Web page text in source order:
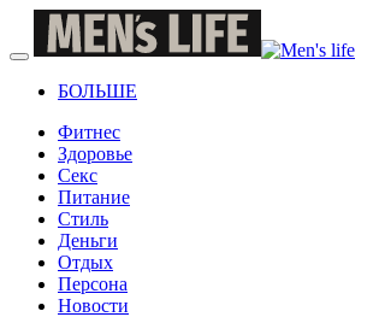
БОЛЬШЕ
Фитнес
Здоровье
Секс
Питание
Стиль
Деньги
Отдых
Персона
Новости